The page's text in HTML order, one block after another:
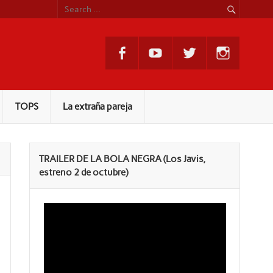
TOPS La extraña pareja
TRAILER DE LA BOLA NEGRA (Los Javis,
estreno 2 de octubre)
Reproductor